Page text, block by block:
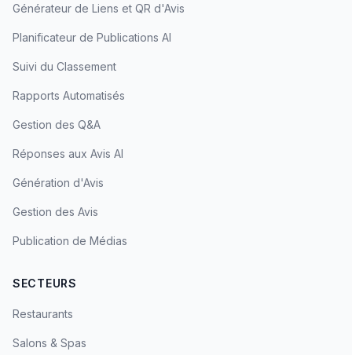
Générateur de Liens et QR d'Avis
Planificateur de Publications AI
Suivi du Classement
Rapports Automatisés
Gestion des Q&A
Réponses aux Avis AI
Génération d'Avis
Gestion des Avis
Publication de Médias
SECTEURS
Restaurants
Salons & Spas